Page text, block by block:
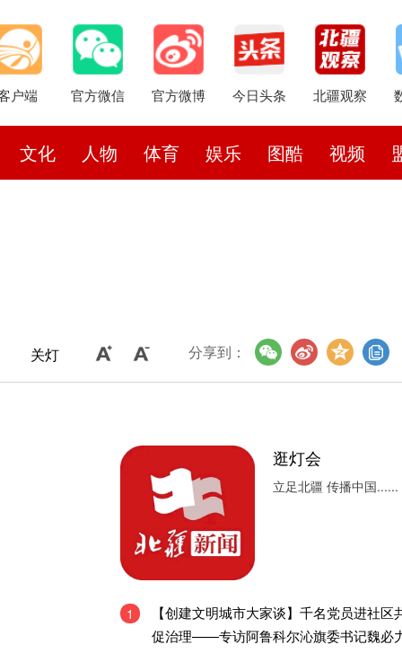
户端 官方微信 官方微博 今日头条 北疆观察
文化 人物 体育 娱乐 图酷 视频
关灯 分享到：
逛灯会
立足北疆 传播中国......
1
【创建文明城市大家谈】千名党员进社区
促治理——专访阿鲁科尔沁旗委书记魏必